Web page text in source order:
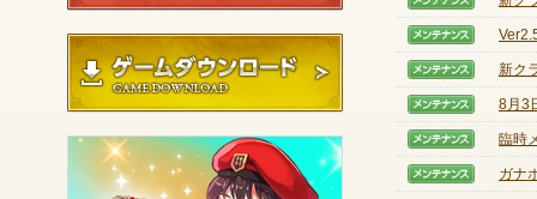
ゲームダウンロード
【メ
【メ
新ク
【メ
8月3
【メ
臨時
【メ
ガナ